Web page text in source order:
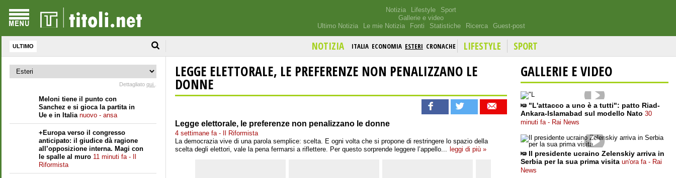
Notizia Lifestyle
Sport
Gallerie e video
Ultimo Notizia
Le mie Notizia Fonti Statistiche Ricerca Guest-post
ULTIMO NOTIZIA ITALIA ECONOMIA ESTERI CRONACHE LIFESTYLE SPORT
Dettagliato qui.
Meloni tiene il punto con
Sanchez e si gioca la partita in
Ue e in Italia nuovo - ansa
+Europa verso il congresso
anticipato: il giudice dà ragione
all’opposizione interna. Magi con
le spalle al muro 11 minuti fa - Il
Riformista
LEGGE ELETTORALE, LE PREFERENZE NON PENALIZZANO LE
DONNE
Legge elettorale, le preferenze non penalizzano le donne
4 settimane fa - Il Riformista
La democrazia vive di una parola semplice: scelta. E ogni volta che si propone di restringere lo spazio della
scelta degli elettori, vale la pena fermarsi a riflettere. Per questo sorprende leggere l’appello... leggi di più »
GALLERIE E VIDEO
"L'attacco a uno è a tutti": patto Riad-
Ankara-Islamabad sul modello Nato 30
minuti fa - Rai News
Il presidente ucraino Zelenskiy arriva in
Serbia per la sua prima visita un'ora fa - Rai
News